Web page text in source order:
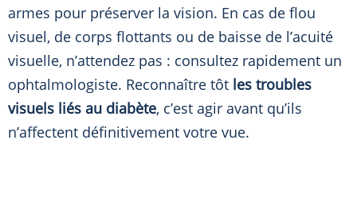
armes pour préserver la vision. En cas de flou
visuel, de corps flottants ou de baisse de l’acuité
visuelle, n’attendez pas : consultez rapidement un
ophtalmologiste. Reconnaître tôt les troubles
visuels liés au diabète, c’est agir avant qu’ils
n’affectent définitivement votre vue.